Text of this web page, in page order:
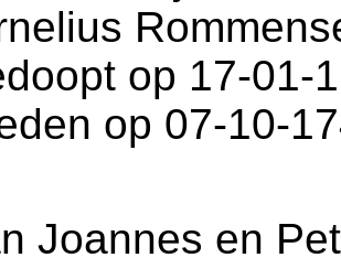
op 17-01-
op 07-10-
Joannes en